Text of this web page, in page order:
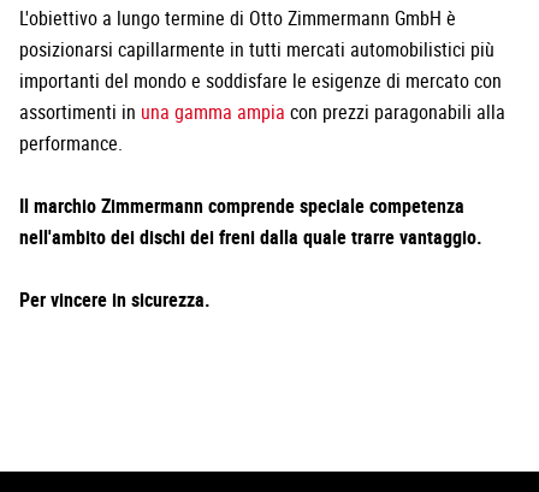
L'obiettivo a lungo termine di Otto Zimmermann GmbH è
posizionarsi capillarmente in tutti mercati automobilistici più
importanti del mondo e soddisfare le esigenze di mercato con
assortimenti in una gamma ampia con prezzi paragonabili alla
performance.
Il marchio Zimmermann comprende speciale competenza
nell'ambito dei dischi dei freni dalla quale trarre vantaggio.
Per vincere in sicurezza.